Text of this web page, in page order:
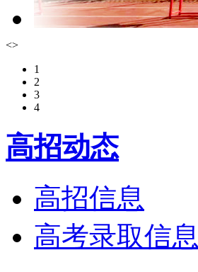
<>
1
2
3
4
高招动态
高招信息
高考录取信息